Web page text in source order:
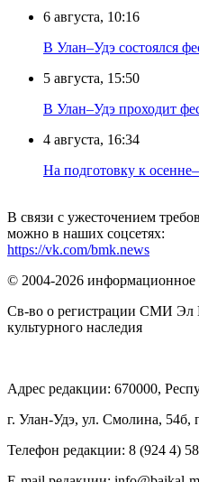
6 августа, 10:16
В Улан–Удэ состоялся
5 августа, 15:50
В Улан–Удэ проходит
4 августа, 16:34
На подготовку к
В связи с ужесточением
можно в наших соцсетях:
https://vk.com/bmk.news
© 2004-2026 информационное
Св-во о регистрации СМИ Эл
культурного наследия
Адрес редакции: 670000,
г. Улан-Удэ, ул. Смолина,
Телефон редакции: ‎‎8 (924 4)